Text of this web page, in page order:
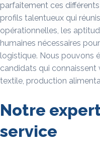
parfaitement ces
profils talentueux qui
opérationnelles, les
humaines nécessaires
logistique. Nous pouvons
candidats qui connaissent
textile, production
Notre
service